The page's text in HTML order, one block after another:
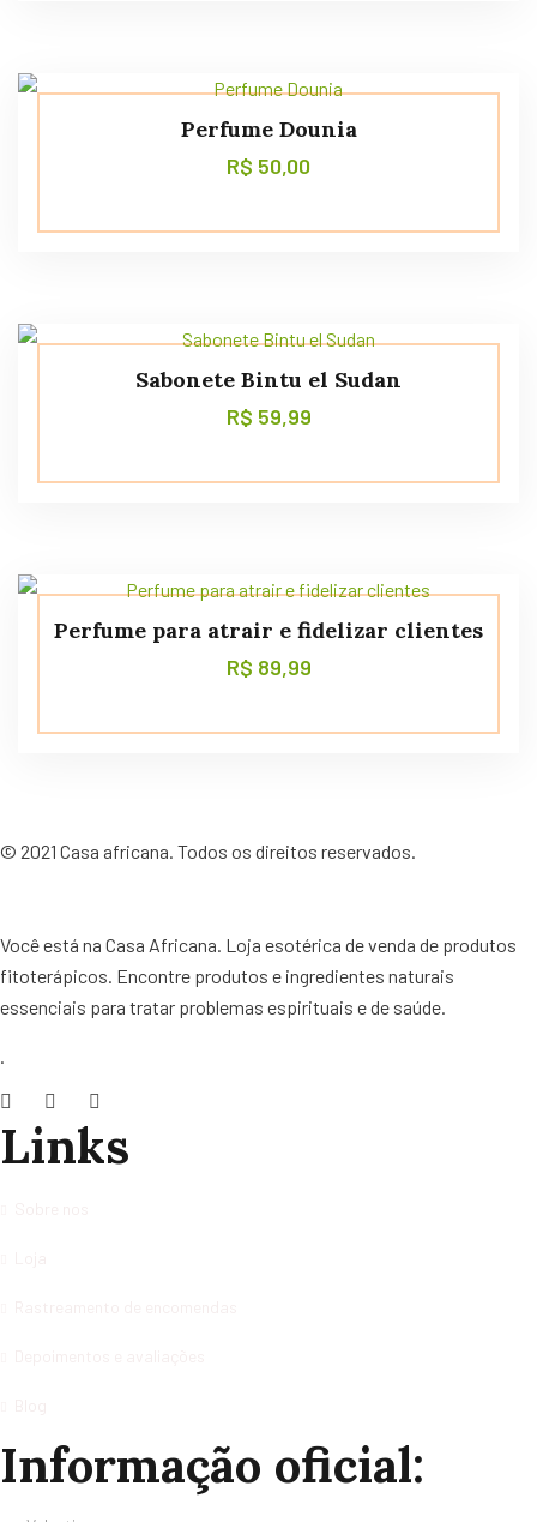
Perfume Dounia
R$ 50,00
Sabonete Bintu el Sudan
R$ 59,99
Perfume para atrair e fidelizar clientes
R$ 89,99
© 2021 Casa africana. Todos os direitos reservados.
Você está na Casa Africana. Loja esotérica de venda de produtos
fitoterápicos. Encontre produtos e ingredientes naturais
essenciais para tratar problemas espirituais e de saúde.
.
Links
Informação oficial: